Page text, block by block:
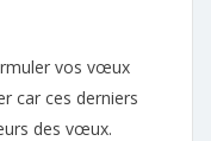
vos vœux
car ces derniers
des vœux.